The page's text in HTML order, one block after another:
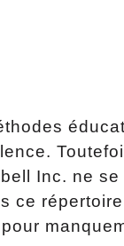
Inc. ne se
ce